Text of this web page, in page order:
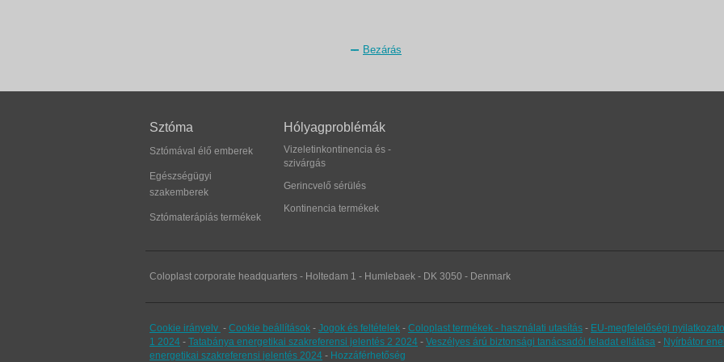
Bezárás
Sztóma
Sztómával élő emberek
Egészségügyi
szakemberek
Sztómaterápiás termékek
Hólyagproblémák
Vizeletinkontinencia és -
szivárgás
Gerincvelő sérülés
Kontinencia termékek
Coloplast corporate headquarters - Holtedam 1 - Humlebaek - DK 3050 - Denmark
Cookie irányelv - Cookie beállítások - Jogok és feltételek - Coloplast termékek - használati utasítás - EU-megfelelőségi
1 2024 - Tatabánya energetikai szakreferensi jelentés 2 2024 - Veszélyes árú biztonsági tanácsadói feladat ellátása - Nyírbátor
energetikai szakreferensi jelentés 2024 - Hozzáférhetőség